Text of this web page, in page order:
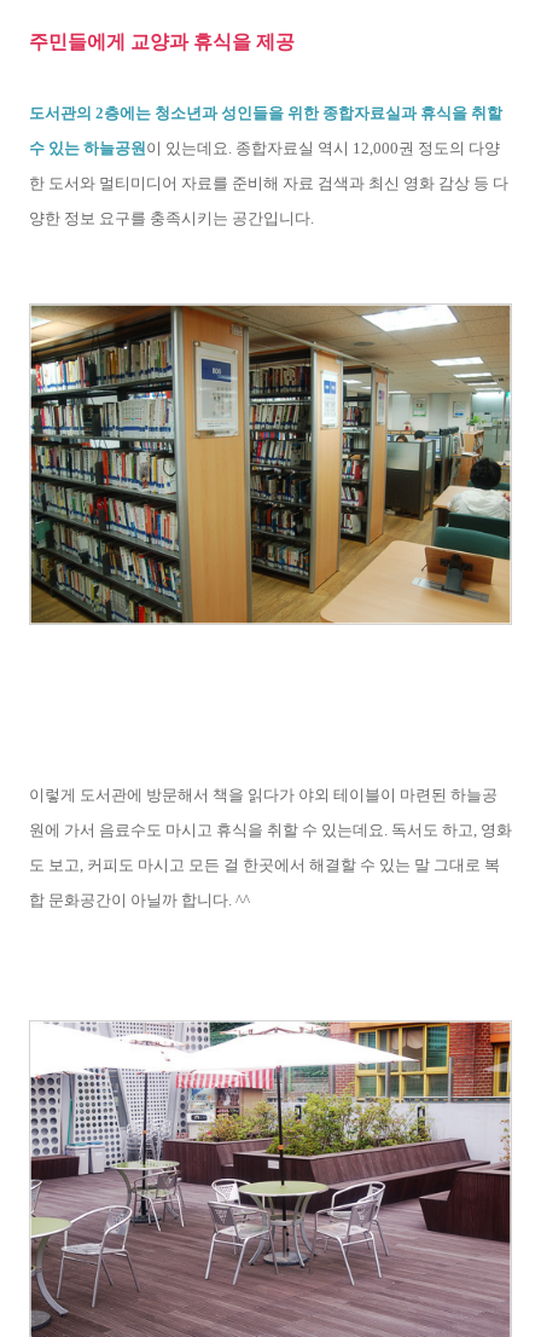
주민들에게 교양과 휴식을 제공
도서관의 2층에는 청소년과 성인들을 위한 종합자료실과 휴식을 취할
수 있는 하늘공원이 있는데요. 종합자료실 역시 12,000권 정도의 다양
한 도서와 멀티미디어 자료를 준비해 자료 검색과 최신 영화 감상 등 다
양한 정보 요구를 충족시키는 공간입니다.
이렇게 도서관에 방문해서 책을 읽다가 야외 테이블이 마련된 하늘공
원에 가서 음료수도 마시고 휴식을 취할 수 있는데요. 독서도 하고, 영화
도 보고, 커피도 마시고 모든 걸 한곳에서 해결할 수 있는 말 그대로 복
합 문화공간이 아닐까 합니다. ^^